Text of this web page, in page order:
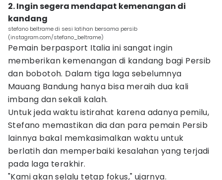
2. Ingin segera mendapat kemenangan di
kandang
stefano beltrame di sesi latihan bersama persib
(instagram.com/stefano_beltrame)
Pemain berpasport Italia ini sangat ingin
memberikan kemenangan di kandang bagi Persib
dan bobotoh. Dalam tiga laga sebelumnya
Mauang Bandung hanya bisa meraih dua kali
imbang dan sekali kalah.
Untuk jeda waktu istirahat karena adanya pemilu,
Stefano memastikan dia dan para pemain Persib
lainnya bakal memkasimalkan waktu untuk
berlatih dan memperbaiki kesalahan yang terjadi
pada laga terakhir.
"Kami akan selalu tetap fokus," ujarnya.